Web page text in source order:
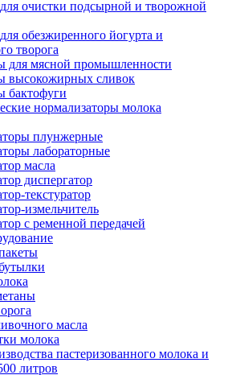
очистки подсырной и творожной
обезжиренного йогурта и
творога
для мясной промышленности
высокожирных сливок
бактофуги
нормализаторы молока
плунжерные
лабораторные
масла
диспергатор
текстуратор
измельчитель
с ременной передачей
масла
молока
пастеризованного молока и
литров